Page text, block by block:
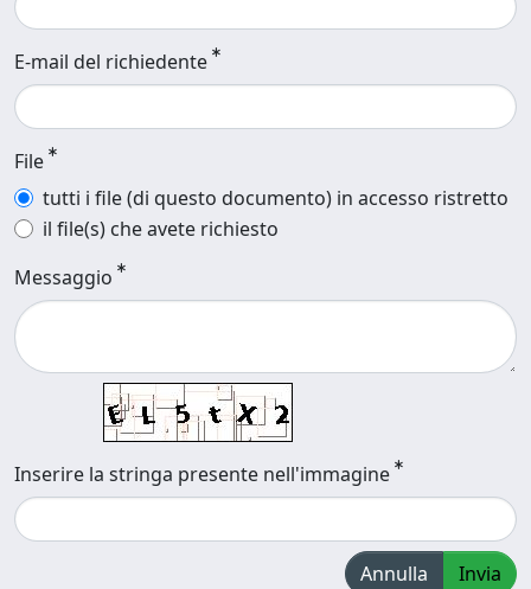
E-mail del richiedente
File
tutti i file (di questo documento) in accesso ristretto
il file(s) che avete richiesto
Messaggio
Inserire la stringa presente nell'immagine
Annulla Invia